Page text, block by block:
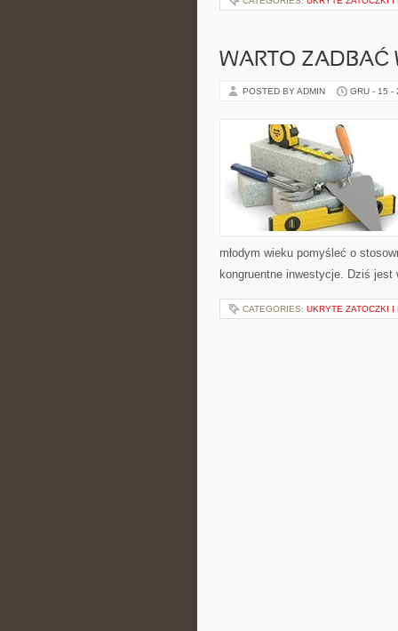
WARTO ZADBAĆ
POSTED BY ADMIN GRU - 15 -
młodym wieku pomyśleć o
kongruentne inwestycje. Dziś
CATEGORIES: UKRYTE ZATOCZKI I